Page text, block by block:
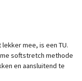
mee, is een TU.
softstretch methode
en aansluitend te